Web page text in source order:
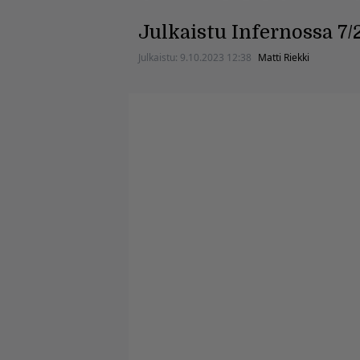
Julkaistu Infernossa 7/
Julkaistu: 9.10.2023 12:38 Matti Riekki